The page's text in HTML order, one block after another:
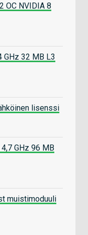
OC NVIDIA 8
GHz 32 MB L3
lisenssi
GHz 96 MB
muistimoduuli